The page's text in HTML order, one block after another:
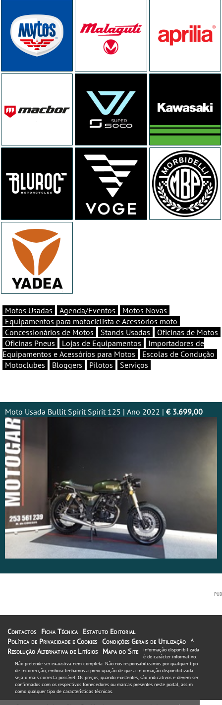
Motos Usadas Agenda/Eventos
Motos Novas
Equipamentos para motociclista e Acessórios moto
Concessionários de Motos
Stands Usadas
Oficinas de Motos
Oficinas Pneus
Lojas de Equipamentos
Importadores de
Equipamentos e Acessórios para Motos
Escolas de Condução
Motoclubes
Bloggers Pilotos Serviços
Moto Usada Bullit Spirit Spirit 125 | Ano 2022 | € 3.699,00
Contactos Ficha Técnica
Estatuto Editorial
Política de Privacidade e Cookies Condições Gerais de Utilização
Resolução Alternativa de Litígios
Mapa do Site
A
informação disponibilizada
é de carácter informativo.
Não pretende ser exaustiva nem completa. Não nos responsabilizamos por qualquer tipo
de incorrecção, embora tenhamos a preocupação de que a informação disponibilizada
seja o mais correcta possível. Os preços, quando existentes, são indicativos e devem ser
confirmados com os respectivos fornecedores ou marcas presentes neste portal, assim
como qualquer tipo de características técnicas.